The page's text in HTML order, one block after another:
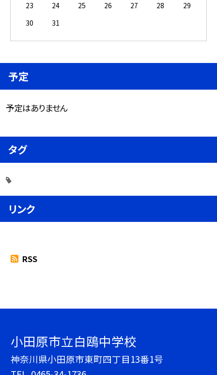
23
24 25 26 27 28
29
30
31
予定
予定はありません
タグ
リンク
RSS
小田原市立白鴎中学校
神奈川県小田原市東町四丁目13番1号